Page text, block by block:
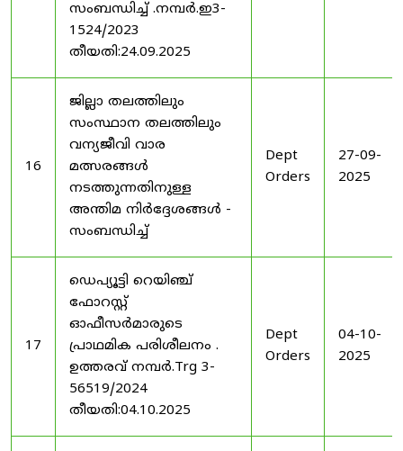
സംബന്ധിച്ച് .നമ്പർ.ഇ3-
1524/2023
തീയതി:24.09.2025
16
ജില്ലാ തലത്തിലും
സംസ്ഥാന തലത്തിലും
വന്യജീവി വാര
മത്സരങ്ങൾ
നടത്തുന്നതിനുള്ള
അന്തിമ നിർദ്ദേശങ്ങൾ -
സംബന്ധിച്ച്
Dept
Orders
27-09-
2025
17
ഡെപ്യൂട്ടി റെയിഞ്ച്
ഫോറസ്റ്റ്
ഓഫീസർമാരുടെ
പ്രാഥമിക പരിശീലനം .
ഉത്തരവ് നമ്പർ.Trg 3-
56519/2024
തീയതി:04.10.2025
Dept
Orders
04-10-
2025